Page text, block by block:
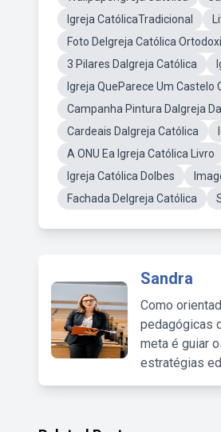
Igreja CatólicaTradicional
Foto DeIgreja Católica
3 Pilares DaIgreja Católica
Igreja QueParece Um Castelo
Campanha Pintura DaIgreja
Cardeais DaIgreja Católica
A ONU Ea Igreja Católica Livro
Igreja Católica DoIbes
Fachada DeIgreja Católica
Sandra
Como
pedagógicas
meta é guiar
estratégias